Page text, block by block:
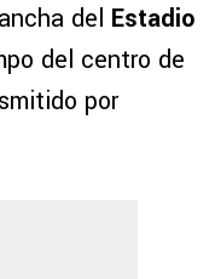
del Estadio
del centro de
por